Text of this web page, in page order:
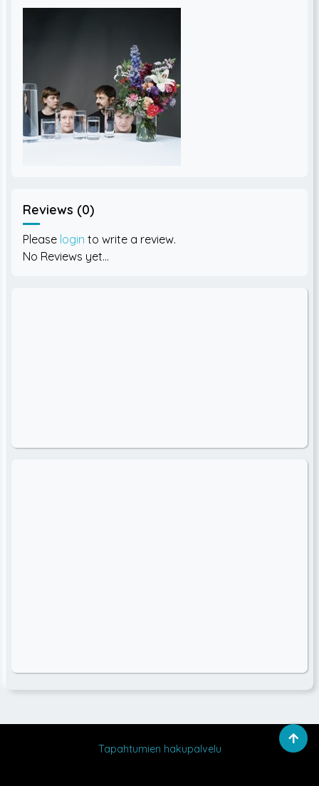
Reviews (0)
Please login to write a review.
No Reviews yet...
Tapahtumien hakupalvelu